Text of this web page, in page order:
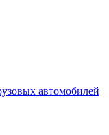
автомобилей